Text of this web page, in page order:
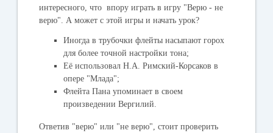
интересного, что впору играть в игру "Верю - не
верю". А может с этой игры и начать урок?
Иногда в трубочки флейты насыпают горох
для более точной настройки тона;
Её использовал Н.А. Римский-Корсаков в
опере "Млада";
Флейта Пана упоминает в своем
произведении Вергилий.
Ответив "верю" или "не верю", стоит проверить